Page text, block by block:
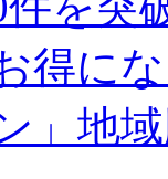
得に
」地